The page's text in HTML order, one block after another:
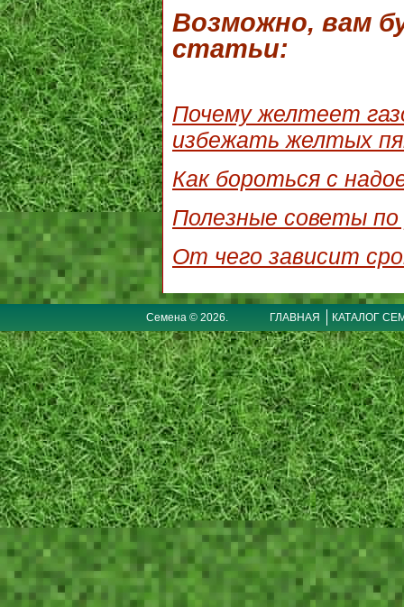
Возможно, вам
статьи:
Почему желтеет
избежать желтых
Как бороться с
Полезные советы по
От чего зависит
Семена © 2026. ГЛАВНАЯ КАТАЛОГ